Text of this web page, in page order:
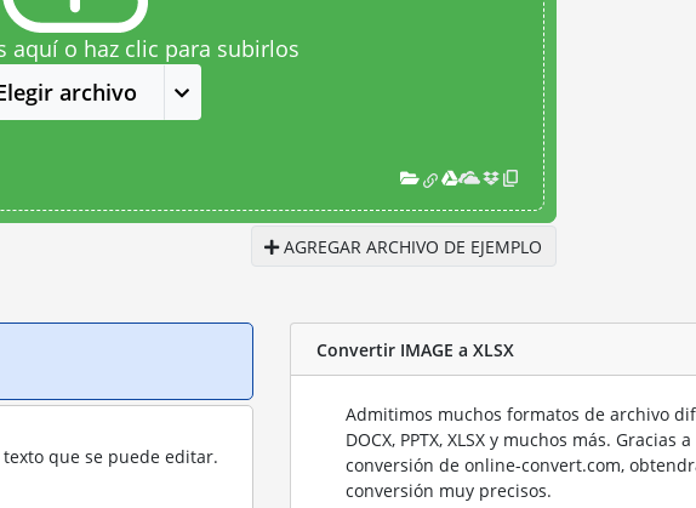
aquí o haz clic para subirlos
archivo
AGREGAR ARCHIVO DE EJEMPLO
que se puede editar.
Convertir IMAGE a XLSX
Admitimos muchos formatos de archivo
DOCX, PPTX, XLSX y muchos más. Gracias
conversión de online-convert.com,
conversión muy precisos.